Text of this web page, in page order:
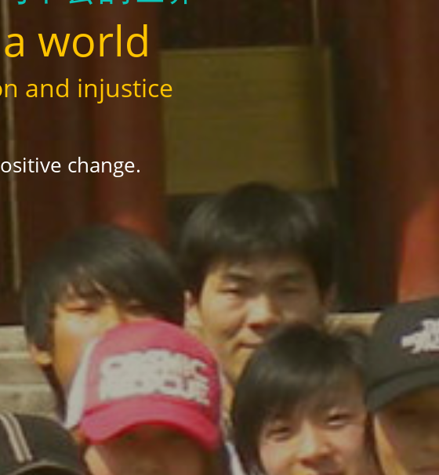
world
and injustice
change.